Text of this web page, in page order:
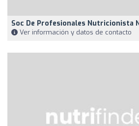
Soc De Profesionales Nutricionista
Ver información y datos de contacto